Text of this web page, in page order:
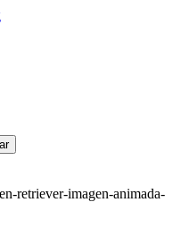
retriever-imagen-animada-